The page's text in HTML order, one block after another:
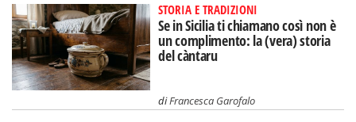
STORIA E TRADIZIONI
Se in Sicilia ti chiamano così non è
un complimento: la (vera) storia
del càntaru
diFrancesca Garofalo